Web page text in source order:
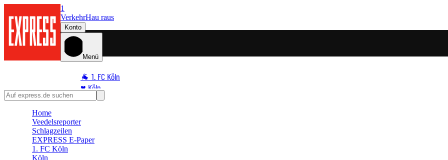
1
VerkehrHau raus
Konto
Menü
🐐 1. FC Köln
♥️ Köln
⭐ Promi
🛒 Shoppingwelt
🧩 Spiele
Home
Veedelsreporter
Schlagzeilen
EXPRESS E-Paper
1. FC Köln
Köln